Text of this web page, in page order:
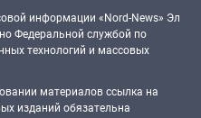
информации «Nord-News» Эл
Федеральной службой по
технологий и массовых
материалов ссылка на
изданий обязательна